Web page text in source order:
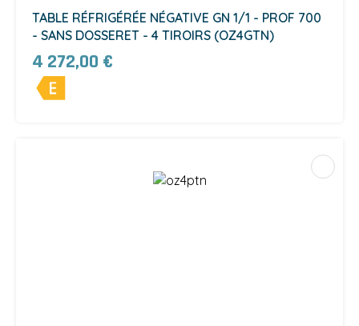
TABLE RÉFRIGÉRÉE NÉGATIVE GN 1/1 - PROF 700
- SANS DOSSERET - 4 TIROIRS (OZ4GTN)
4 272,00 €